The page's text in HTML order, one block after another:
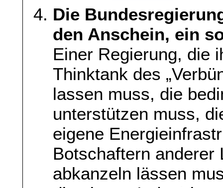
Die
den Anschein, ein
Einer Regierung, die
Thinktank des
lassen muss, die
unterstützen muss,
eigene
Botschaftern anderer
abkanzeln lässen